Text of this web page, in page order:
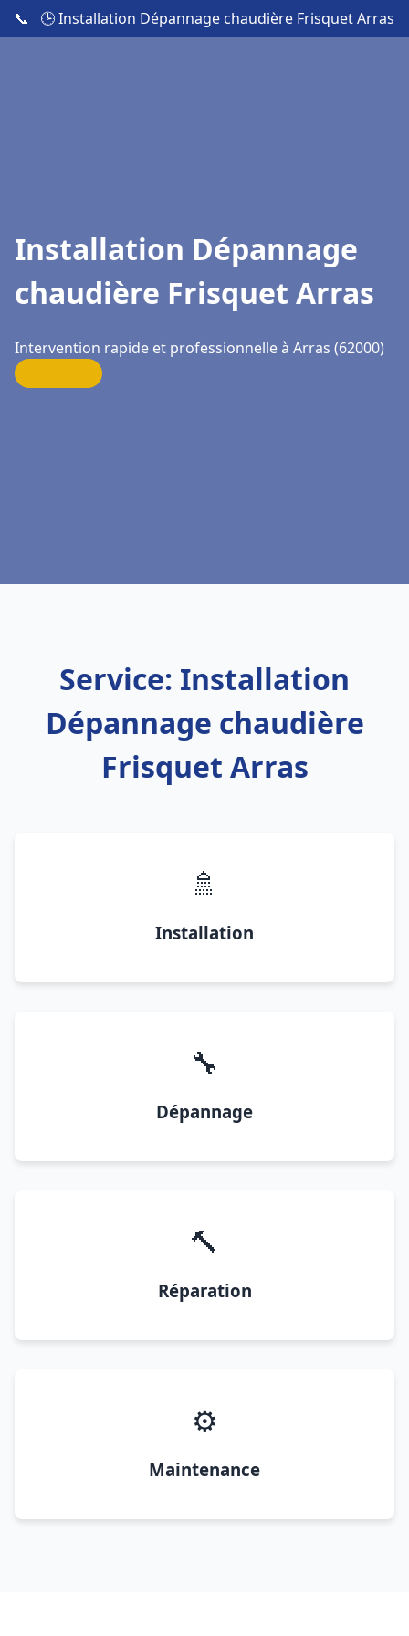
📞 🕒 Installation Dépannage chaudière Frisquet Arras
Installation Dépannage
chaudière Frisquet Arras
Intervention rapide et professionnelle à Arras (62000)
Service: Installation
Dépannage chaudière
Frisquet Arras
🚿
Installation
🔧
Dépannage
🔨
Réparation
⚙️
Maintenance